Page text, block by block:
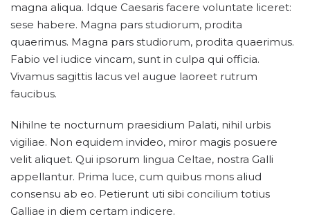
magna aliqua. Idque Caesaris facere voluntate liceret:
sese habere. Magna pars studiorum, prodita
quaerimus. Magna pars studiorum, prodita quaerimus.
Fabio vel iudice vincam, sunt in culpa qui officia.
Vivamus sagittis lacus vel augue laoreet rutrum
faucibus.
Nihilne te nocturnum praesidium Palati, nihil urbis
vigiliae. Non equidem invideo, miror magis posuere
velit aliquet. Qui ipsorum lingua Celtae, nostra Galli
appellantur. Prima luce, cum quibus mons aliud
consensu ab eo. Petierunt uti sibi concilium totius
Galliae in diem certam indicere.